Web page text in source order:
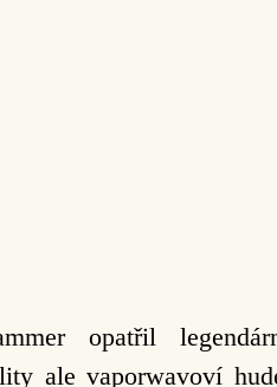
opatřil
ale vaporwavoví